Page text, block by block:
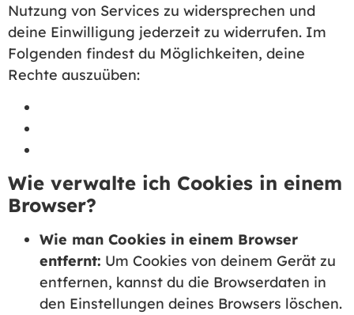
Nutzung von Services zu widersprechen und
deine Einwilligung jederzeit zu widerrufen. Im
Folgenden findest du Möglichkeiten, deine
Rechte auszuüben:
Wie verwalte ich Cookies in einem
Browser?
Wie man Cookies in einem Browser
entfernt: Um Cookies von deinem Gerät zu
entfernen, kannst du die Browserdaten in
den Einstellungen deines Browsers löschen.